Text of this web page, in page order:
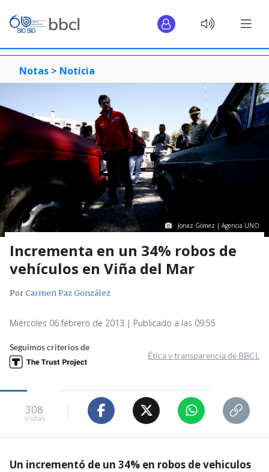
Notas > Noticia
Jonaz Gómez | Agencia UNO
Incrementa en un 34% robos de
vehículos en Viña del Mar
PorCarmen Paz González
Miércoles 06 febrero de 2013 | Publicado a las 09:55
Seguimos criterios de
Ética y transparencia de BBCL
308
visitas
Un incrementó de un 34% en robos de vehiculos